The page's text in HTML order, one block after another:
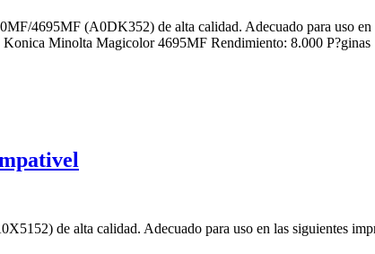
4695MF (A0DK352) de alta calidad. Adecuado para uso
Minolta Magicolor 4695MF Rendimiento: 8.000 P?ginas
de alta calidad. Adecuado para uso en las siguientes